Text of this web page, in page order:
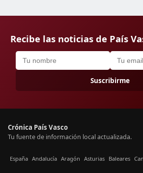
Recibe las noticias de País
Suscribirme
Crónica País Vasco
Tu fuente de información local actualizada.
España Andalucía Aragón Asturias Baleares